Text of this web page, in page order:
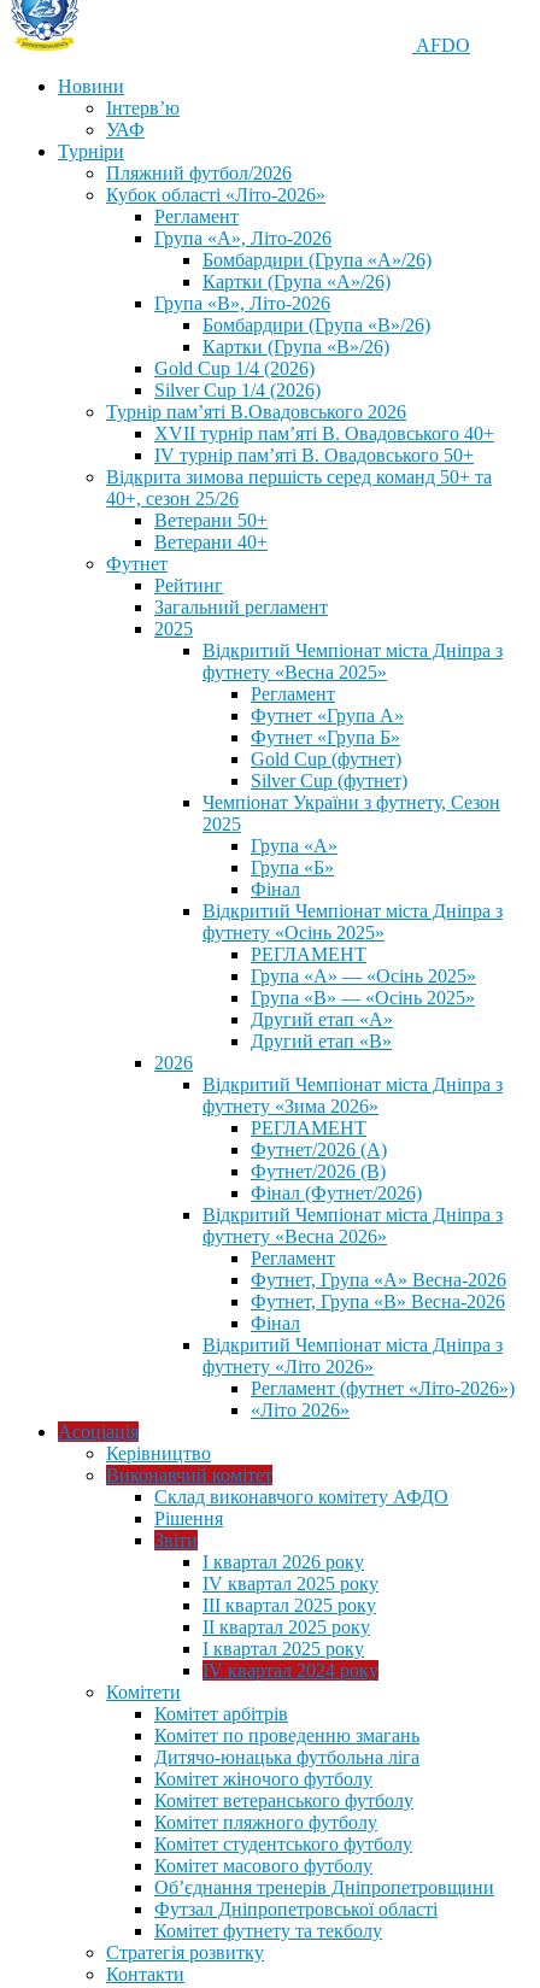
AFDO
Новини
Інтерв’ю
УАФ
Турніри
Пляжний футбол/2026
Кубок області «Літо-2026»
Регламент
Група «А», Літо-2026
Бомбардири (Група «А»/26)
Картки (Група «А»/26)
Група «В», Літо-2026
Бомбардири (Група «В»/26)
Картки (Група «В»/26)
Gold Cup 1/4 (2026)
Silver Cup 1/4 (2026)
Турнір пам’яті В.Овадовського 2026
XVII турнір пам’яті В. Овадовського 40+
IV турнір пам’яті В. Овадовського 50+
Відкрита зимова першість серед команд 50+ та
40+, сезон 25/26
Ветерани 50+
Ветерани 40+
Футнет
Рейтинг
Загальний регламент
2025
Відкритий Чемпіонат міста Дніпра з
футнету «Весна 2025»
Регламент
Футнет «Група А»
Футнет «Група Б»
Gold Cup (футнет)
Silver Cup (футнет)
Чемпіонат України з футнету, Сезон
2025
Група «А»
Група «Б»
Фінал
Відкритий Чемпіонат міста Дніпра з
футнету «Осінь 2025»
РЕГЛАМЕНТ
Група «А» — «Осінь 2025»
Група «В» — «Осінь 2025»
Другий етап «А»
Другий етап «В»
2026
Відкритий Чемпіонат міста Дніпра з
футнету «Зима 2026»
РЕГЛАМЕНТ
Футнет/2026 (А)
Футнет/2026 (В)
Фінал (Футнет/2026)
Відкритий Чемпіонат міста Дніпра з
футнету «Весна 2026»
Регламент
Футнет, Група «А» Весна-2026
Футнет, Група «В» Весна-2026
Фінал
Відкритий Чемпіонат міста Дніпра з
футнету «Літо 2026»
Регламент (футнет «Літо-2026»)
«Літо 2026»
Асоціація
Керівництво
Виконавчий комітет
Склад виконавчого комітету АФДО
Рішення
Звіти
I квартал 2026 року
IV квартал 2025 року
III квартал 2025 року
II квартал 2025 року
I квартал 2025 року
IV квартал 2024 року
Комітети
Комітет арбітрів
Комітет по проведенню змагань
Дитячо-юнацька футбольна ліга
Комітет жіночого футболу
Комітет ветеранського футболу
Комітет пляжного футболу
Комітет студентського футболу
Комітет масового футболу
Обʼєднання тренерів Дніпропетровщини
Футзал Дніпропетровської області
Комітет футнету та текболу
Стратегія розвитку
Контакти